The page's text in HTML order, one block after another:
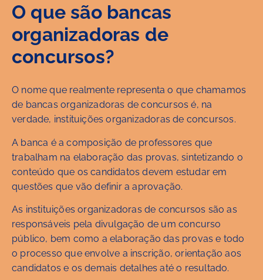
O que são bancas
organizadoras de
concursos?
O nome que realmente representa o que chamamos
de bancas organizadoras de concursos é, na
verdade, instituições organizadoras de concursos.
A banca é a composição de professores que
trabalham na elaboração das provas, sintetizando o
conteúdo que os candidatos devem estudar em
questões que vão definir a aprovação.
As instituições organizadoras de concursos são as
responsáveis pela divulgação de um concurso
público, bem como a elaboração das provas e todo
o processo que envolve a inscrição, orientação aos
candidatos e os demais detalhes até o resultado.